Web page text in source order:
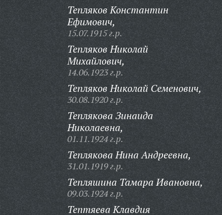
Тепляков Константин
Ефимович,
15.07.1915 г.р.
Тепляков Николай
Михайлович,
14.06.1923 г.р.
Тепляков Николай Семенович,
30.08.1920 г.р.
Теплякова Зинаида
Николаевна,
01.11.1924 г.р.
Теплякова Нина Андреевна,
31.01.1919 г.р.
Тепляшина Тамара Ивановна,
09.03.1924 г.р.
Тептяева Клавдия